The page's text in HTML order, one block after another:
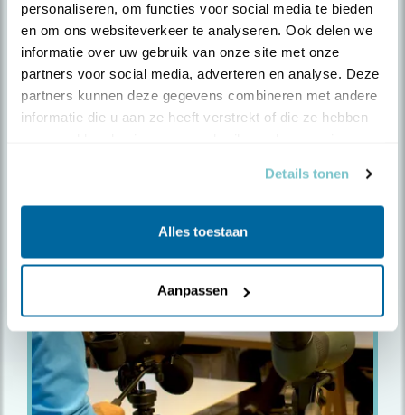
personaliseren, om functies voor social media te bieden
en om ons websiteverkeer te analyseren. Ook delen we
informatie over uw gebruik van onze site met onze
partners voor social media, adverteren en analyse. Deze
partners kunnen deze gegevens combineren met andere
informatie die u aan ze heeft verstrekt of die ze hebben
Details tonen
Alles toestaan
Aanpassen
Uilenspecial – Speur mee naar 4
soorten ..
Vertrek 18 november 2026